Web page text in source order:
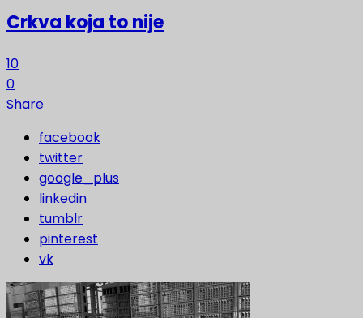
Crkva koja to nije
10
0
Share
facebook
twitter
google_plus
linkedin
tumblr
pinterest
vk